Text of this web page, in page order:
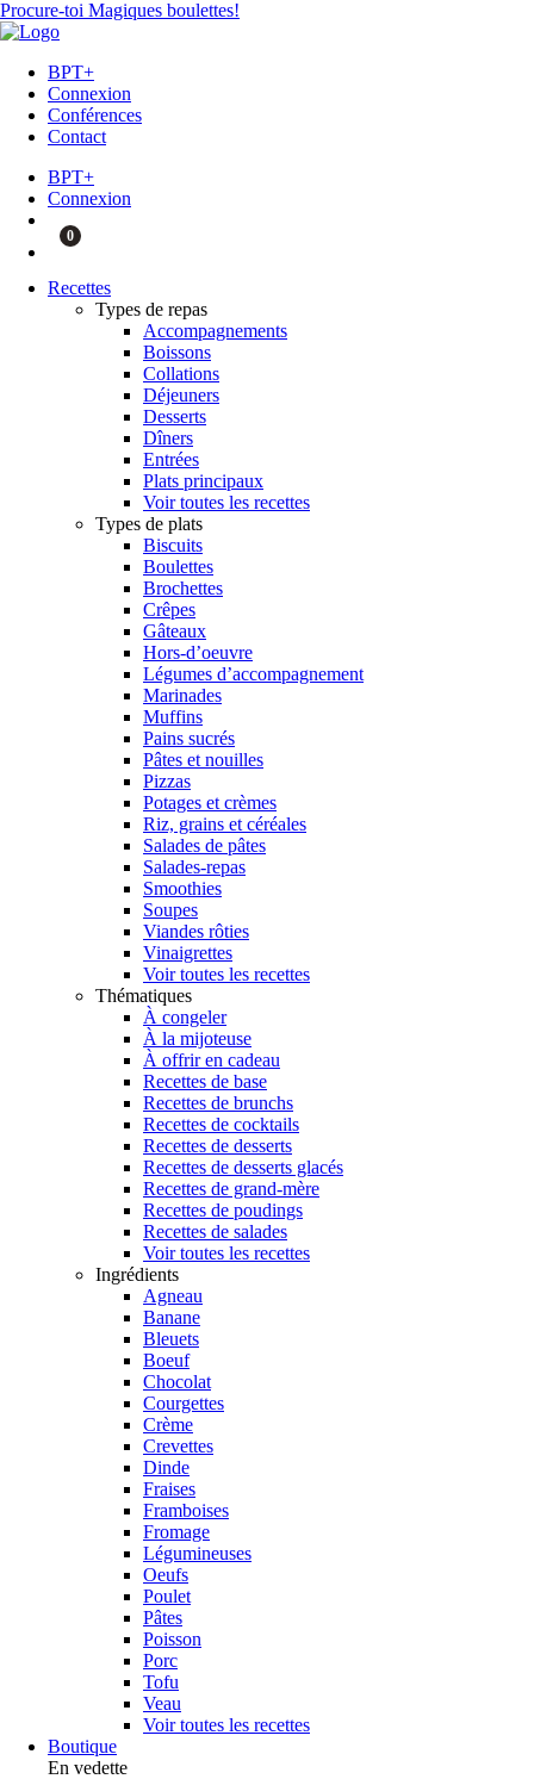
Procure-toi Magiques boulettes!
BPT+
Connexion
Conférences
Contact
BPT+
Connexion
0
Recettes
Types de repas
Accompagnements
Boissons
Collations
Déjeuners
Desserts
Dîners
Entrées
Plats principaux
Voir toutes les recettes
Types de plats
Biscuits
Boulettes
Brochettes
Crêpes
Gâteaux
Hors-d’oeuvre
Légumes d’accompagnement
Marinades
Muffins
Pains sucrés
Pâtes et nouilles
Pizzas
Potages et crèmes
Riz, grains et céréales
Salades de pâtes
Salades-repas
Smoothies
Soupes
Viandes rôties
Vinaigrettes
Voir toutes les recettes
Thématiques
À congeler
À la mijoteuse
À offrir en cadeau
Recettes de base
Recettes de brunchs
Recettes de cocktails
Recettes de desserts
Recettes de desserts glacés
Recettes de grand-mère
Recettes de poudings
Recettes de salades
Voir toutes les recettes
Ingrédients
Agneau
Banane
Bleuets
Boeuf
Chocolat
Courgettes
Crème
Crevettes
Dinde
Fraises
Framboises
Fromage
Légumineuses
Oeufs
Poulet
Pâtes
Poisson
Porc
Tofu
Veau
Voir toutes les recettes
Boutique
En vedette